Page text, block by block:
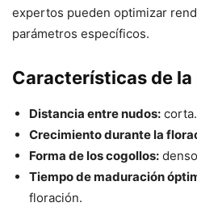
expertos pueden optimizar
parámetros específicos.
Características de la
Distancia entre nudos: corta.
Crecimiento durante la
Forma de los cogollos:
Tiempo de maduración
floración.